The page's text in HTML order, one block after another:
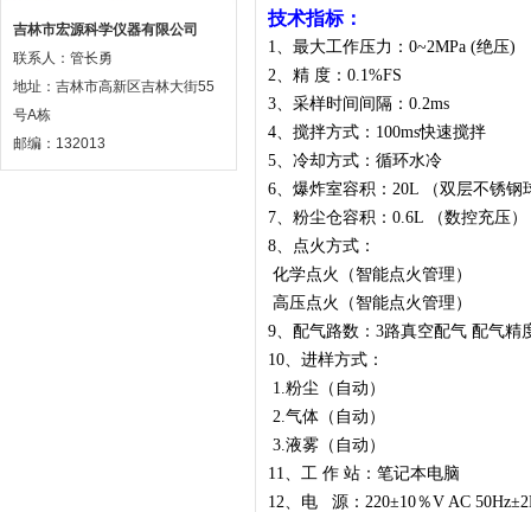
吉林市宏源科学仪器有限公司
联系人：管长勇
地址：吉林市高新区吉林大街55
号A栋
邮编：132013
技术指标：
1、最大工作压力：0~2MPa (绝压)
2、精 度：0.1%FS
3、采样时间间隔：0.2ms
4、搅拌方式：100ms快速搅拌
5、冷却方式：循环水冷
6、爆炸室容积：20L （双层不锈钢
7、粉尘仓容积：0.6L （数控充压）
8、点火方式：
化学点火（智能点火管理）
高压点火（智能点火管理）
9、配气路数：3路真空配气 配气精
10、进样方式：
1.粉尘（自动）
2.气体（自动）
3.液雾（自动）
11、工 作 站：笔记本电脑
12、电 源：220±10％V AC